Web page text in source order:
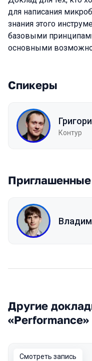
для написания
знания этого
базовыми
основными
Спикеры
Контур
Другие
«Performance»
Смотреть запись